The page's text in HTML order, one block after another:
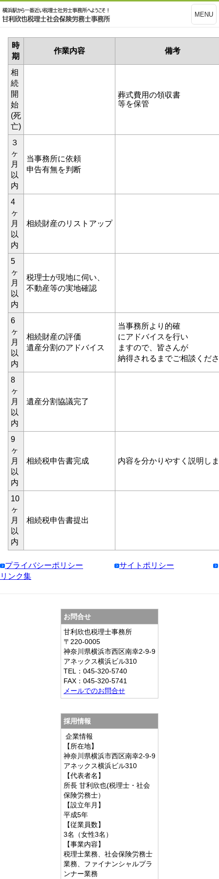
MENU
時
期
作業内容 備考
相
続
開
始
(死
亡)
葬式費用の領収書
等を保管
３
ヶ
月
以
内
当事務所に依頼
申告有無を判断
4
ヶ
月
以
内
相続財産のリストアップ
5
ヶ
月
以
内
税理士が現地に伺い、
不動産等の実地確認
6
ヶ
月
以
内
相続財産の評価
遺産分割のアドバイス
当事務所より的確
にアドバイスを行い
ますので、皆さんが
納得されるまでご相談くだ
8
ヶ
月
以
内
遺産分割協議完了
9
ヶ
月
以
内
相続税申告書完成 内容を分かりやすく説明し
10
ヶ
月
以
内
相続税申告書提出
プライバシーポリシー
サイトポリシー
リンク集
お問合せ
甘利欣也税理士事務所
〒220-0005
神奈川県横浜市西区南幸2-9-9
アネックス横浜ビル310
TEL：045-320-5740
FAX：045-320-5741
メールでのお問合せ
採用情報
企業情報
【所在地】
神奈川県横浜市西区南幸2-9-9
アネックス横浜ビル310
【代表者名】
所長 甘利欣也(税理士・社会
保険労務士）
【設立年月】
平成5年
【従業員数】
3名（女性3名）
【事業内容】
税理士業務、社会保険労務士
業務、ファイナンシャルプラ
ンナー業務